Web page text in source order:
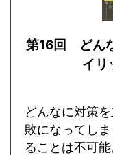
第16回 どん
イリ
どんなに対策
敗になってし
ることは不可